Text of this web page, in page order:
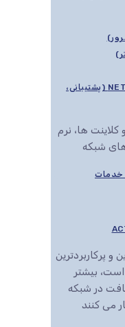
NETWORK MAINTENANCE (پشتیبانی،
ها، نرم
شبکه
خدمات
و پرکاربردترین
بیشتر
در شبکه
می کنند